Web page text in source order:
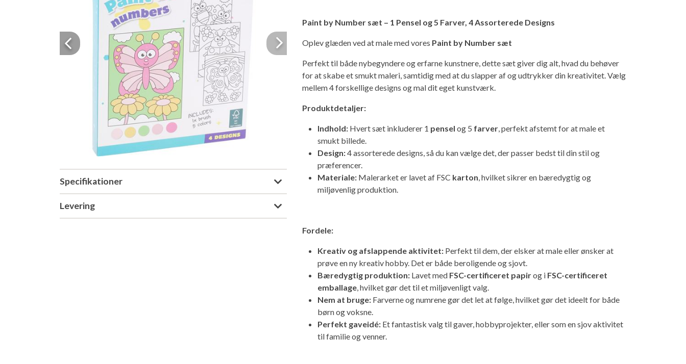
Previous Next
Specifikationer
Levering
Paint by Number sæt – 1 Pensel og 5 Farver, 4 Assorterede Designs
Oplev glæden ved at male med vores Paint by Number sæt
Perfekt til både nybegyndere og erfarne kunstnere, dette sæt giver dig alt, hvad du behøver
for at skabe et smukt maleri, samtidig med at du slapper af og udtrykker din kreativitet. Vælg
mellem 4 forskellige designs og mal dit eget kunstværk.
Produktdetaljer:
Indhold: Hvert sæt inkluderer 1 pensel og 5 farver, perfekt afstemt for at male et
smukt billede.
Design:4 assorterede designs, så du kan vælge det, der passer bedst til din stil og
præferencer.
Materiale: Malerarket er lavet af FSC karton, hvilket sikrer en bæredygtig og
miljøvenlig produktion.
Fordele:
Kreativ og afslappende aktivitet: Perfekt til dem, der elsker at male eller ønsker at
prøve en ny kreativ hobby. Det er både beroligende og sjovt.
Bæredygtig produktion: Lavet med FSC-certificeret papirog i FSC-certificeret
emballage, hvilket gør det til et miljøvenligt valg.
Nem at bruge: Farverne og numrene gør det let at følge, hvilket gør det ideelt for både
børn og voksne.
Perfekt gaveidé: Et fantastisk valg til gaver, hobbyprojekter, eller som en sjov aktivitet
til familie og venner.